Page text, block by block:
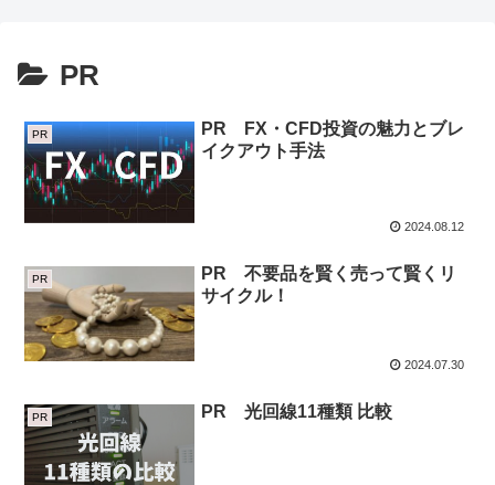
PR
PR
PR FX・CFD投資の魅力とブレ
イクアウト手法
2024.08.12
PR
PR 不要品を賢く売って賢くリ
サイクル！
2024.07.30
PR PR 光回線11種類 比較